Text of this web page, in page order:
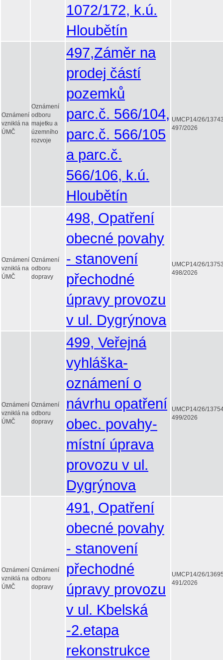
1072/172, k.ú.
Hloubětín
Oznámení
vzniklá na
ÚMČ
Oznámení
odboru
majetku a
územního
rozvoje
497,Záměr na
prodej částí
pozemků
parc.č. 566/104,
parc.č. 566/105
a parc.č.
566/106, k.ú.
Hloubětín
UMCP14/26/
497/2026
Oznámení
vzniklá na
ÚMČ
Oznámení
odboru
dopravy
498, Opatření
obecné povahy
- stanovení
přechodné
úpravy provozu
v ul. Dygrýnova
UMCP14/26/
498/2026
Oznámení
vzniklá na
ÚMČ
Oznámení
odboru
dopravy
499, Veřejná
vyhláška-
oznámení o
návrhu opatření
obec. povahy-
místní úprava
provozu v ul.
Dygrýnova
UMCP14/26/
499/2026
Oznámení
vzniklá na
ÚMČ
Oznámení
odboru
dopravy
491, Opatření
obecné povahy
- stanovení
přechodné
úpravy provozu
v ul. Kbelská
-2.etapa
rekonstrukce
UMCP14/26/
491/2026